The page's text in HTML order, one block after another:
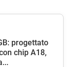
progettato
chip A18,